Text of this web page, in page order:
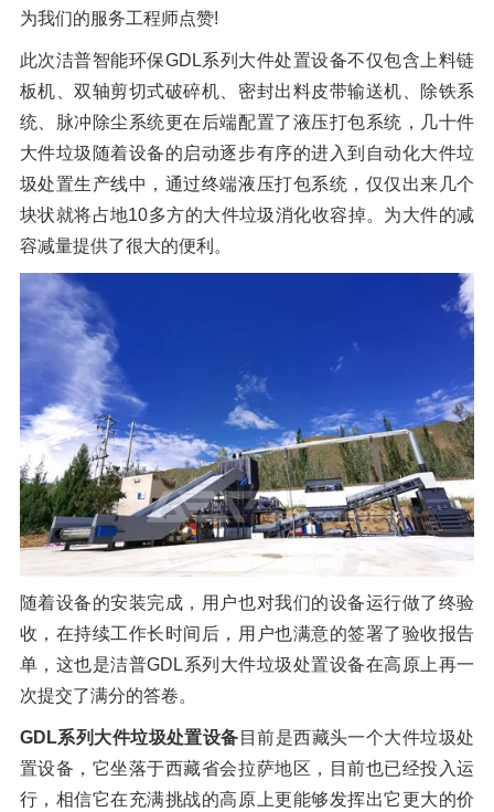
为我们的服务工程师点赞!
此次洁普智能环保GDL系列大件处置设备不仅包含上料链
板机、双轴剪切式破碎机、密封出料皮带输送机、除铁系
统、脉冲除尘系统更在后端配置了液压打包系统，几十件
大件垃圾随着设备的启动逐步有序的进入到自动化大件垃
圾处置生产线中，通过终端液压打包系统，仅仅出来几个
块状就将占地10多方的大件垃圾消化收容掉。为大件的减
容减量提供了很大的便利。
随着设备的安装完成，用户也对我们的设备运行做了终验
收，在持续工作长时间后，用户也满意的签署了验收报告
单，这也是洁普GDL系列大件垃圾处置设备在高原上再一
次提交了满分的答卷。
GDL系列大件垃圾处置设备 目前是西藏头一个大件垃圾处
置设备，它坐落于西藏省会拉萨地区，目前也已经投入运
行，相信它在充满挑战的高原上更能够发挥出它更大的价